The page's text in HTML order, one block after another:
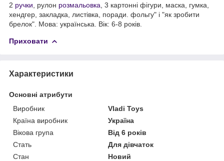
2 ручки , рулон розмальовка , 3 картонні фігури, маска, гумка,
хендгер, закладка, листівка, поради. фольгу" і "як зробити
брелок". Мова: українська. Вік: 6-8 років.
Приховати
Характеристики
Основні атрибути
Виробник
Vladi Toys
Країна виробник
Україна
Вікова група
Від 6 років
Стать
Для дівчаток
Стан
Новий